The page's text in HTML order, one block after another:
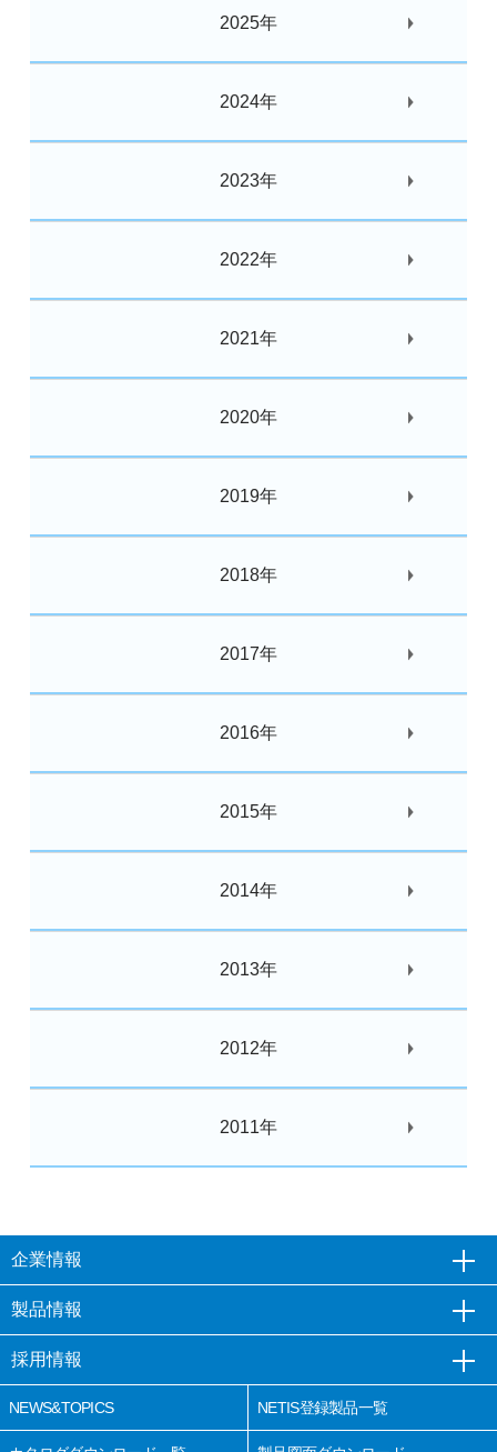
2025年
2024年
2023年
2022年
2021年
2020年
2019年
2018年
2017年
2016年
2015年
2014年
2013年
2012年
2011年
企業情報
製品情報
採用情報
NEWS&TOPICS NETIS登録製品一覧